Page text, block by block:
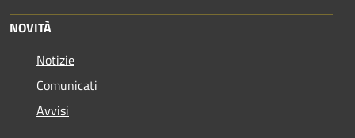
NOVITÀ
Notizie
Comunicati
Avvisi